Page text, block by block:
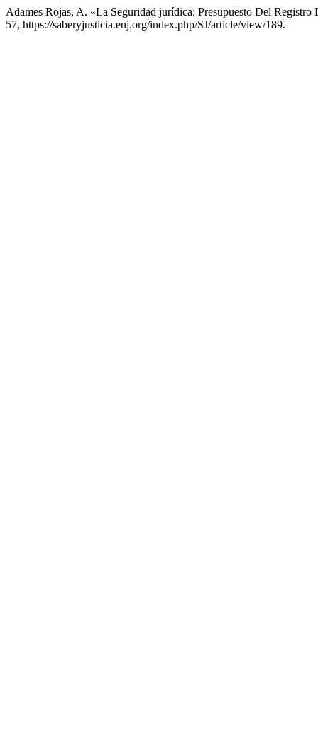
Adames Rojas, A. «La Seguridad jurídica: Presupuesto Del
57, https://saberyjusticia.enj.org/index.php/SJ/article/view/189.